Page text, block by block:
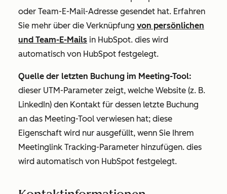
oder Team-E-Mail-Adresse gesendet hat. Erfahren
Sie mehr über die Verknüpfung von persönlichen
und Team-E-Mails in HubSpot. dies wird
automatisch von HubSpot festgelegt.
Quelle der letzten Buchung im Meeting-Tool:
dieser UTM-Parameter zeigt, welche Website (z. B.
LinkedIn) den Kontakt für dessen letzte Buchung
an das Meeting-Tool verwiesen hat; diese
Eigenschaft wird nur ausgefüllt, wenn Sie Ihrem
Meetinglink Tracking-Parameter hinzufügen. dies
wird automatisch von HubSpot festgelegt.